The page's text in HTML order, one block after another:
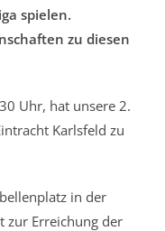
spielen.
zu diesen
Uhr, hat unsere 2.
Karlsfeld zu
in der
zur Erreichung der